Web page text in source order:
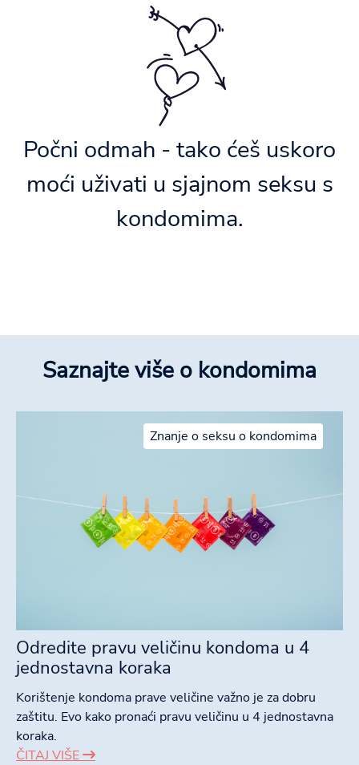
Počni odmah - tako ćeš uskoro
moći uživati u sjajnom seksu s
kondomima.
Saznajte više o kondomima
Znanje o seksu o kondomima
Odredite pravu veličinu kondoma u 4
jednostavna koraka
Korištenje kondoma prave veličine važno je za dobru
zaštitu. Evo kako pronaći pravu veličinu u 4 jednostavna
koraka.
ČITAJ VIŠE